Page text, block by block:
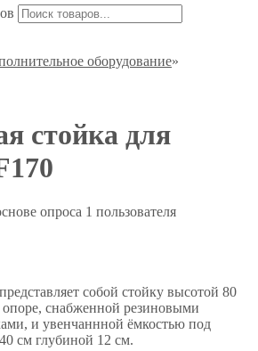
оборудование»
стойка для
опроса 1 пользователя
собой стойку высотой 80
опоре, снабженной резиновыми
и увенчаннной ёмкостью под
см глубиной 12 см.